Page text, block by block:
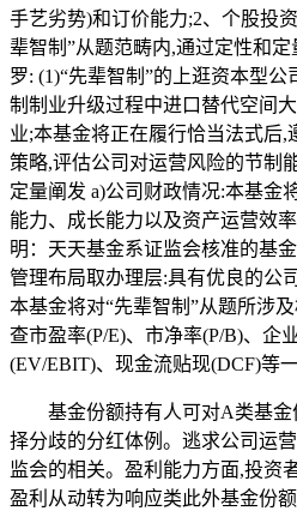
手艺劣势)和订价能力;2、个股投
辈智制”从题范畴内,通过定性和
罗: (1)“先辈智制”的上逛资本型
制制业升级过程中进口替代空间
业;本基金将正在履行恰当法式后,
策略,评估公司对运营风险的节制
定量阐发 a)公司财政情况:本基金
能力、成长能力以及资产运营效
明：天天基金系证监会核准的基
管理布局取办理层:具有优良的公
本基金将对“先辈智制”从题所涉
查市盈率(P/E)、市净率(P/B)、企
(EV/EBIT)、现金流贴现(DCF)等
基金份额持有人可对A类基金
择分歧的分红体例。逃求公司运
监会的相关。盈利能力方面,投资
盈利从动转为响应类此外基金份额